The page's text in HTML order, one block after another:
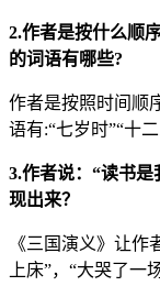
2.作者是按什么顺
的词语有哪些?
作者是按照时间顺
语有:“七岁时”“十二
3.作者说： “读书是
现出来？
《三国演义》让作
上床”，“大哭了